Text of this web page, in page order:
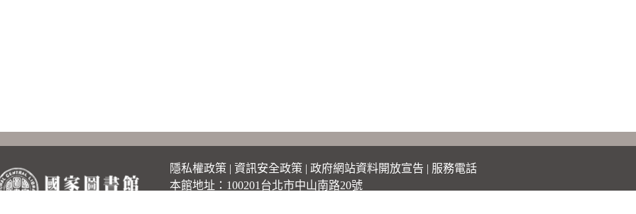
隱私權政策 | 資訊安全政策 | 政府網站資料開放宣告 | 服務電話
本館地址：100201台北市中山南路20號